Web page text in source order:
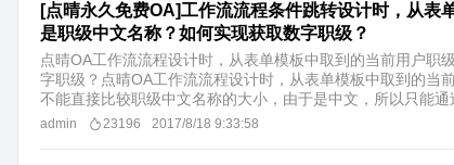
[点晴永久免费OA]工作流流程条件跳转设计时，从
是职级中文名称？如何实现获取数字职级？
点晴OA工作流流程设计时，从表单模板中取到的当前用户
字职级？点晴OA工作流流程设计时，从表单模板中取到的当
不能直接比较职级中文名称的大小，由于是中文，所以只能
admin 23196 2017/8/18 9:33:58